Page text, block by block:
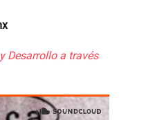
Desarrollo a través